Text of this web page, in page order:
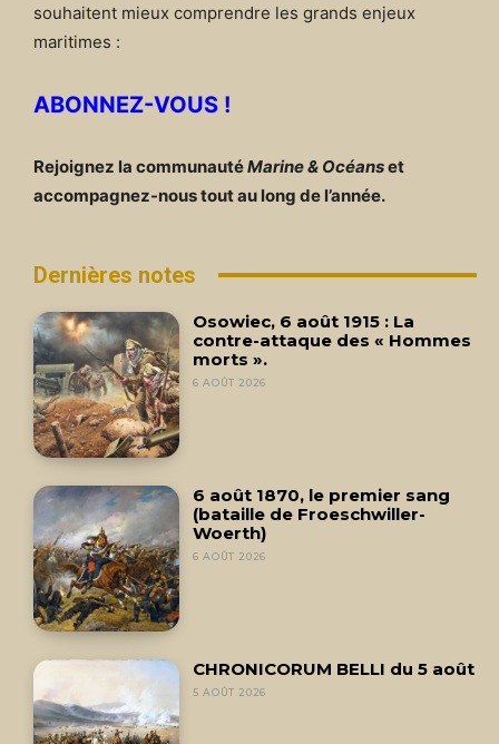
souhaitent mieux comprendre les grands enjeux
maritimes :
ABONNEZ-VOUS !
Rejoignez la communautéMarine & Océanset
accompagnez-nous tout au long de l’année.
Dernières notes
Osowiec, 6 août 1915 : La
contre-attaque des « Hommes
morts ».
6 AOÛT 2026
6 août 1870, le premier sang
(bataille de Froeschwiller-
Woerth)
6 AOÛT 2026
CHRONICORUM BELLI du 5 août
5 AOÛT 2026